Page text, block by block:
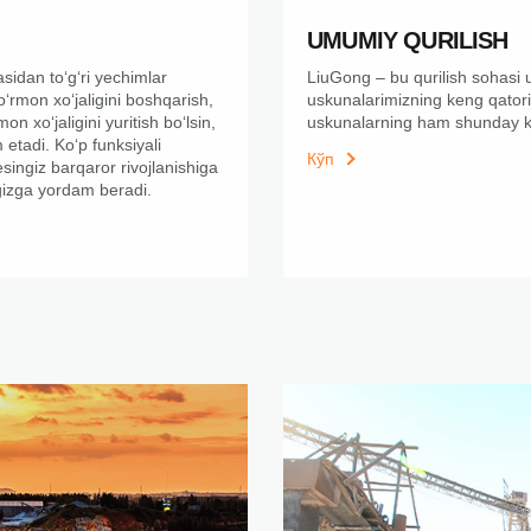
toʻgʻri yechimlar
xoʻjaligini boshqarish,
xoʻjaligini yuritish boʻlsin,
Koʻp funksiyali
barqaror rivojlanishiga
yordam beradi.
UMUMIY QURILISH
LiuGong – bu qurilish sohasi
uskunalarimizning keng
uskunalarning ham shunday
Кўп